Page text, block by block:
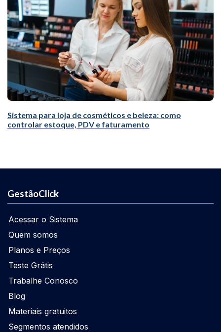
Sistema para loja de cosméticos e beleza: como
controlar estoque, PDV e faturamento
GestãoClick
Acessar o Sistema
Quem somos
Planos e Preços
Teste Grátis
Trabalhe Conosco
Blog
Materiais gratuitos
Segmentos atendidos